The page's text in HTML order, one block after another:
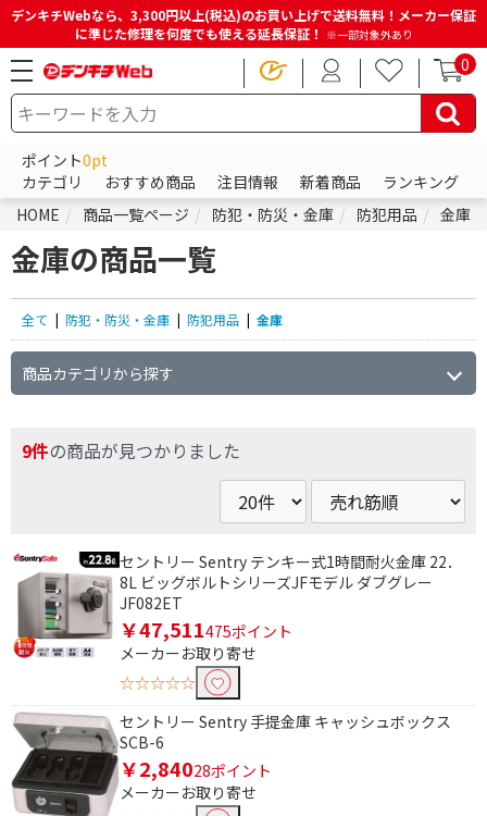
デンキチWebなら、3,300円以上(税込)のお買い上げで送料無料！メーカー保証
に準じた修理を何度でも使える延長保証！ ※一部対象外あり
0
ポイント0pt
カテゴリ
おすすめ商品 注目情報 新着商品
ランキング
HOME
商品一覧ページ 防犯・防災・金庫 防犯用品 金庫
金庫の商品一覧
全て | 防犯・防災・金庫 | 防犯用品 | 金庫
商品カテゴリから探す
9件の商品が見つかりました
セントリー Sentry テンキー式1時間耐火金庫 22．
8L ビッグボルトシリーズJFモデル ダブグレー
JF082ET
￥47,511475ポイント
メーカーお取り寄せ
☆☆☆☆☆
セントリー Sentry 手提金庫 キャッシュボックス
SCB-6
￥2,84028ポイント
メーカーお取り寄せ